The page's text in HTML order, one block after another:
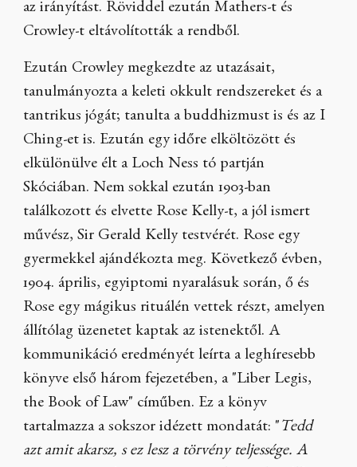
az irányítást. Röviddel ezután Mathers-t és
Crowley-t eltávolították a rendből.
Ezután Crowley megkezdte az utazásait,
tanulmányozta a keleti okkult rendszereket és a
tantrikus jógát; tanulta a buddhizmust is és az I
Ching-et is. Ezután egy időre elköltözött és
elkülönülve élt a Loch Ness tó partján
Skóciában. Nem sokkal ezután 1903-ban
találkozott és elvette Rose Kelly-t, a jól ismert
művész, Sir Gerald Kelly testvérét. Rose egy
gyermekkel ajándékozta meg. Következő évben,
1904. április, egyiptomi nyaralásuk során, ő és
Rose egy mágikus rituálén vettek részt, amelyen
állítólag üzenetet kaptak az istenektől. A
kommunikáció eredményét leírta a leghíresebb
könyve első három fejezetében, a "Liber Legis,
the Book of Law" címűben. Ez a könyv
tartalmazza a sokszor idézett mondatát: " Tedd
azt amit akarsz, s ez lesz a törvény teljessége. A